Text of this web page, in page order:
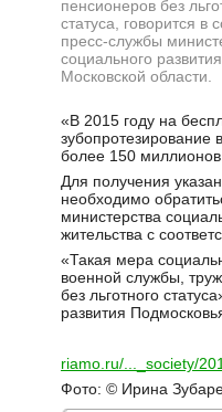
пенсионеров без
статуса, говорится в
пресс-службы
социального развития
Московской области.
«В 2015 году на
зубопротезирование
более 150
Для получения
необходимо
министерства
жительства с
«Такая мера
военной службы,
без льготного
развития
riamo.ru/..._society/
Фото: © Ирина